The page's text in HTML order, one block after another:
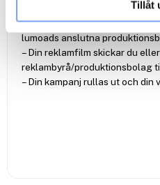
Tillåt
av oss på lumoad via mail.
– Vid behov kan produktion av
lumoads anslutna
– Din reklamfilm skickar du
reklambyrå/produktionsbolag
– Din kampanj rullas ut och din